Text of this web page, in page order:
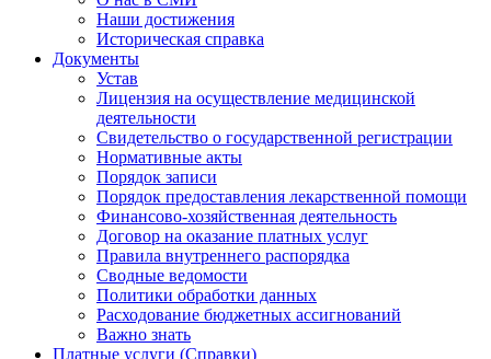
Наши достижения
Историческая справка
Документы
Устав
Лицензия на осуществление медицинской
деятельности
Свидетельство о государственной регистрации
Нормативные акты
Порядок записи
Порядок предоставления лекарственной помощи
Финансово-хозяйственная деятельность
Договор на оказание платных услуг
Правила внутреннего распорядка
Сводные ведомости
Политики обработки данных
Расходование бюджетных ассигнований
Важно знать
Платные услуги (Справки)